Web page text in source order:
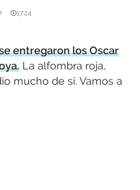
17:24
entregaron los Oscar
La alfombra roja,
mucho de sí. Vamos a